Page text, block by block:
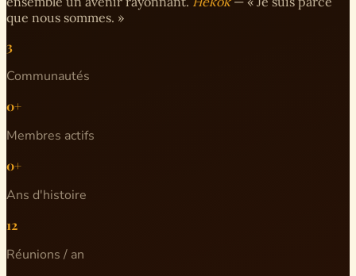
que nous sommes. »
3
Communautés
0+
Membres actifs
0+
Ans d'histoire
12
Réunions / an